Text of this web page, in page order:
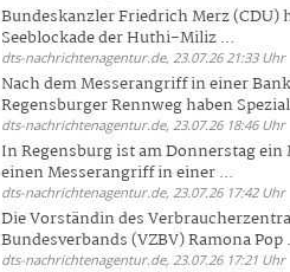
Bundeskanzler Friedrich Merz (CDU)
Seeblockade der Huthi-Miliz ...
dts-nachrichtenagentur.de, 23.07.26 21:33 Uhr
Nach dem Messerangriff in einer
Regensburger Rennweg haben
dts-nachrichtenagentur.de, 23.07.26 18:46 Uhr
In Regensburg ist am Donnerstag
einen Messerangriff in einer ...
dts-nachrichtenagentur.de, 23.07.26 17:42 Uhr
Die Vorständin des
Bundesverbands (VZBV) Ramona Pop
dts-nachrichtenagentur.de, 23.07.26 17:21 Uhr